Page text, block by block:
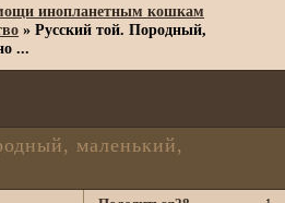
инопланетным кошкам
»Русский той. Породный,
...
маленький,